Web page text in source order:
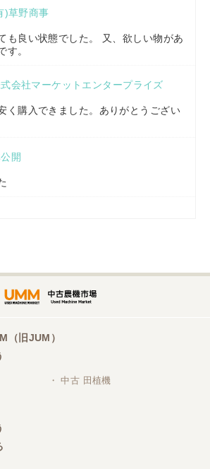
商事
ノーキステージ
トミタモータース
ケイ・エス・エンタープライズ
)草野商事
も良い状態でした。 又、欲しい物があ
す。
会社マーケットエンタープライズ
く購入できました。ありがとうござい
開
（旧JUM）
・ 中古 田植機